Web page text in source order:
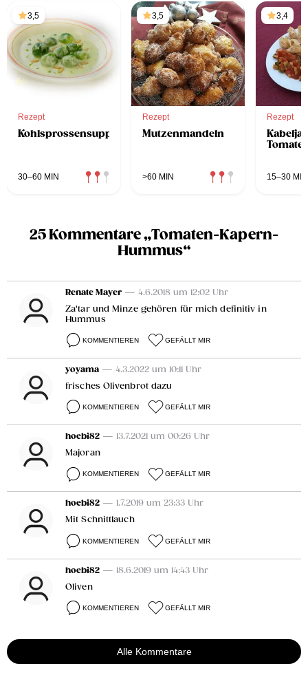
3,5
Rezept
Kohlsprossensuppe
30–60 MIN
3,5
Rezept
Mutzenmandeln
>60 MIN
3,4
Rezept
15–30 MIN
25 Kommentare „Tomaten-Kapern-
Hummus“
Renate Mayer — 4.6.2018 um 12:02 Uhr
Za'tar und Minze gehören für mich definitiv in
Hummus
KOMMENTIEREN GEFÄLLT MIR
yoyama — 4.3.2022 um 10:11 Uhr
frisches Olivenbrot dazu
KOMMENTIEREN GEFÄLLT MIR
hoebi82 — 13.7.2021 um 00:26 Uhr
Majoran
KOMMENTIEREN GEFÄLLT MIR
hoebi82 — 1.7.2019 um 23:33 Uhr
Mit Schnittlauch
KOMMENTIEREN GEFÄLLT MIR
hoebi82 — 18.6.2019 um 14:43 Uhr
Oliven
KOMMENTIEREN GEFÄLLT MIR
Alle Kommentare